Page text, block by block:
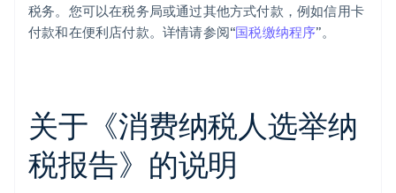
税务。您可以在税务局或通过其他方式付款，例如信用卡
付款和在便利店付款。详情请参阅“国税缴纳程序”。
关于《消费纳税人选举纳
税报告》的说明